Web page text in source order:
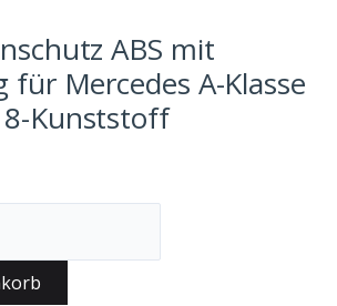
ABS mit
Mercedes A-Klasse
Kunststoff